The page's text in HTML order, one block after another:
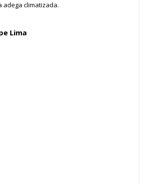
adega climatizada.
Lima